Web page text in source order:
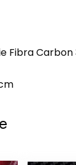
Fibra Carbon